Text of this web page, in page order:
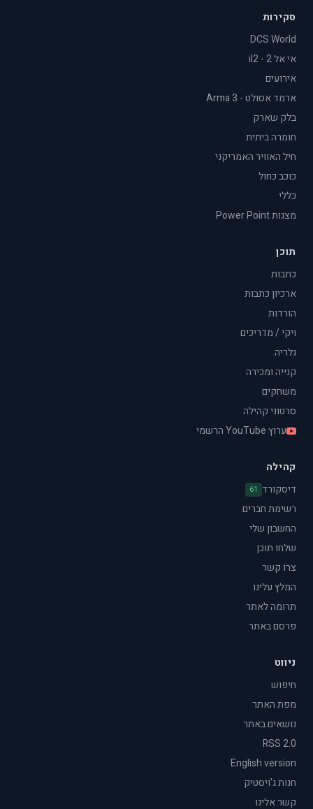
סקירות
DCS World
אי אל 2 - il2
אירועים
ארמד אסולט - Arma 3
בלק שארק
חומרה ביתית
חיל האוויר האמריקני
כוכב כחול
כללי
מצגות Power Point
תוכן
כתבות
ארכיון כתבות
הורדות
ויקי / מדריכים
גלריה
קנייה ומכירה
משחקים
סרטוני קהילה
ערוץ YouTube הרשמי
קהילה
דיסקורד
61
רשימת חברים
החשבון שלי
שלחו תוכן
צרו קשר
המלץ עלינו
תרומה לאתר
פרסם באתר
ניווט
חיפוש
מפת האתר
נושאים באתר
RSS 2.0
English version
חנות ג'ויסטיק
קשר אלינו